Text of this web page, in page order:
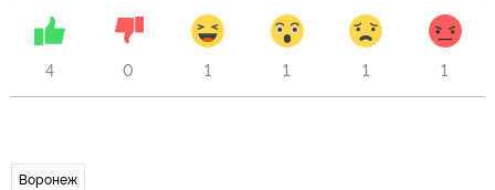
4 0 1 1 1 1
Воронеж